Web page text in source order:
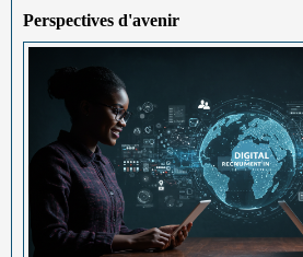
Perspectives d'avenir